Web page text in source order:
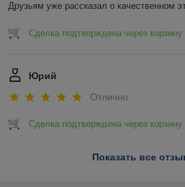
Друзьям уже рассказал о качественном
Сделка подтверждена через корзину
Юрий
Отлично
Сделка подтверждена через корзину
Показать все